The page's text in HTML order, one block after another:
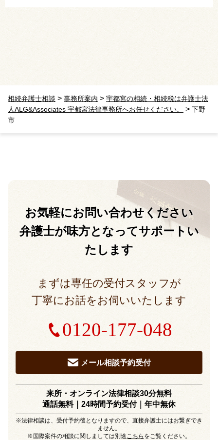
相続弁護士相談 > 事務所案内 > 宇都宮の相続・相続税は弁護士法
人ALG&Associates 宇都宮法律事務所へお任せください。
> 下野
市
お気軽にお問い合わせください
弁護士が味方となってサポートい
たします
まずは専任の受付スタッフが
丁寧にお話をお伺いいたします
0120-177-048
メール相談予約受付
来所・オンライン法律相談30分無料
通話無料｜24時間予約受付｜年中無休
※法律相談は、受付予約後となりますので、直接弁護士にはお繋ぎでき
ません。
※国際案件の相談に関しましては別途こちら をご覧ください。